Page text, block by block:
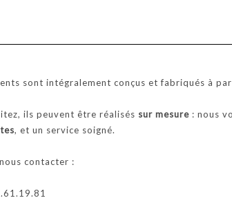
sont intégralement conçus et fabriqués à
ils peuvent être réalisés sur mesure : nous
, et un service soigné.
contacter :
Française-